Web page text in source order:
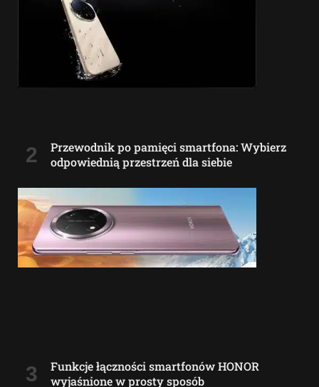
Przewodnik po pamięci smartfona: Wybierz
odpowiednią przestrzeń dla siebie
Funkcje łączności smartfonów HONOR
wyjaśnione w prosty sposób